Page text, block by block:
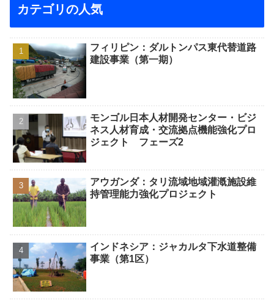
カテゴリの人気
フィリピン：ダルトンパス東代替道路
建設事業（第一期）
モンゴル日本人材開発センター・ビジ
ネス人材育成・交流拠点機能強化プロ
ジェクト フェーズ2
アウガンダ：タリ流域地域灌漑施設維
持管理能力強化プロジェクト
インドネシア：ジャカルタ下水道整備
事業（第1区）